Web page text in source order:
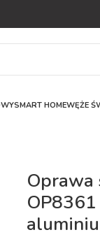
SMART HOMEWĘŻE